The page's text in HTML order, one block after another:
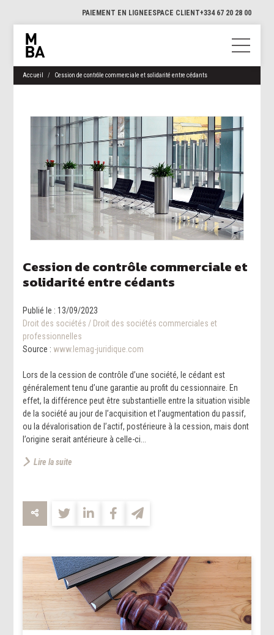
PAIEMENT EN LIGNEESPACE CLIENT+334 67 20 28 00
Accueil Cession de contrôle commerciale et solidarité entre cédants
Cession de contrôle commerciale et
solidarité entre cédants
Publié le :13/09/2023
Droit des sociétés / Droit des sociétés commerciales et
professionnelles
Source : www.lemag-juridique.com
Lors de la cession de contrôle d’une société, le cédant est
généralement tenu d’une garantie au profit du cessionnaire. En
effet, la différence peut être substantielle entre la situation visible
de la société au jour de l’acquisition et l’augmentation du passif,
ou la dévalorisation de l’actif, postérieure à la cession, mais dont
l’origine serait antérieure à celle-ci...
Lire la suite